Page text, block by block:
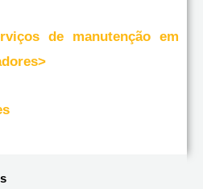
de manutenção em